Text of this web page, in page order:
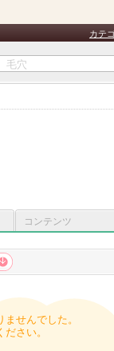
カテ
コンテンツ
せんでした。
さい。